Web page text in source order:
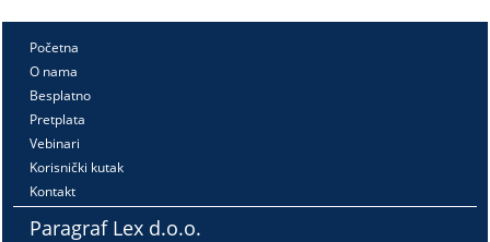
Početna
O nama
Besplatno
Pretplata
Vebinari
Korisnički kutak
Kontakt
Paragraf Lex d.o.o.